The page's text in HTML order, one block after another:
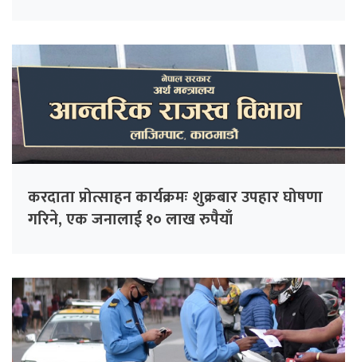
करदाता प्रोत्साहन कार्यक्रमः शुक्रबार उपहार घोषणा
गरिने, एक जनालाई १० लाख रुपैयाँ